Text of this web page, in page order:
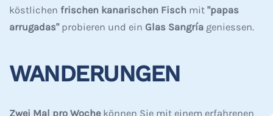
köstlichen frischen kanarischen Fisch mit "papas
arrugadas" probieren und ein Glas Sangría geniessen.
WANDERUNGEN
Zwei Mal pro Woche können Sie mit einem erfahrenen